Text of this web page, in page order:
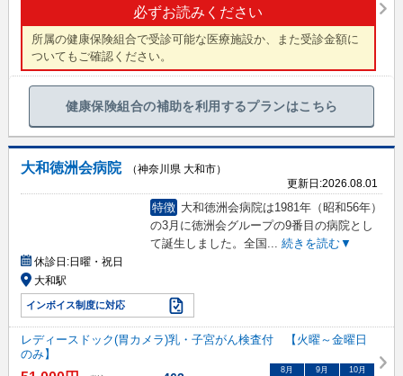
必ずお読みください
所属の健康保険組合で受診可能な医療施設か、また受診金額に
ついてもご確認ください。
健康保険組合の補助を利用するプランはこちら
大和徳洲会病院
（神奈川県 大和市）
更新日:2026.08.01
特徴 大和徳洲会病院は1981年（昭和56年）
の3月に徳洲会グループの9番目の病院とし
て誕生しました。全国
続きを読む▼
休診日:日曜・祝日
大和駅
インボイス制度に対応
レディースドック(胃カメラ)乳・子宮がん検査付 【火曜～金曜日
のみ】
8 月 9 月 10月